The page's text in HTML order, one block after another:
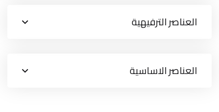
العناصر الترفيهية
العناصر الاساسية